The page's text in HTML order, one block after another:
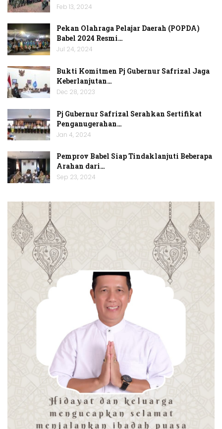
Feb 13, 2024
Pekan Olahraga Pelajar Daerah (POPDA)
Babel 2024 Resmi…
Jul 24, 2024
Bukti Komitmen Pj Gubernur Safrizal Jaga
Keberlanjutan…
Dec 28, 2023
Pj Gubernur Safrizal Serahkan Sertifikat
Penganugerahan…
Jan 4, 2024
Pemprov Babel Siap Tindaklanjuti Beberapa
Arahan dari…
Sep 23, 2024